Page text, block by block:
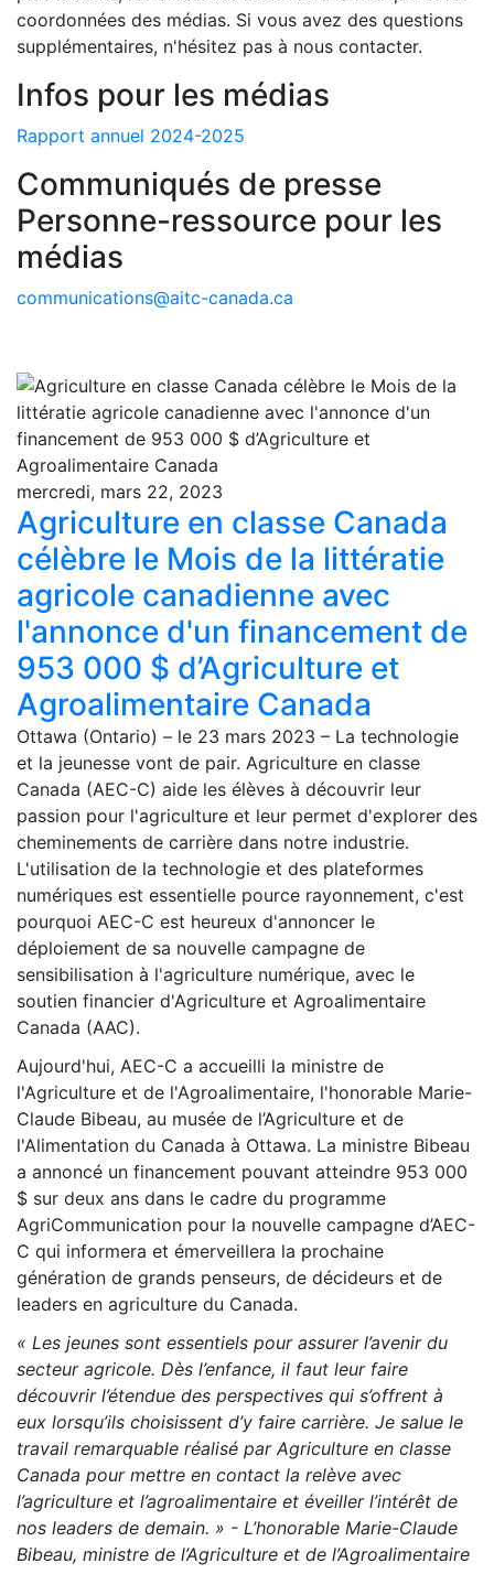
coordonnées des médias. Si vous avez des questions
supplémentaires, n'hésitez pas à nous contacter.
Infos pour les médias
Rapport annuel 2024-2025
Communiqués de presse
Personne-ressource pour les
médias
communications@aitc-canada.ca
mercredi, mars 22, 2023
Agriculture en classe Canada
célèbre le Mois de la littératie
agricole canadienne avec
l'annonce d'un financement de
953 000 $ d’Agriculture et
Agroalimentaire Canada
Ottawa (Ontario) – le 23 mars 2023 – La technologie
et la jeunesse vont de pair. Agriculture en classe
Canada (AEC-C) aide les élèves à découvrir leur
passion pour l'agriculture et leur permet d'explorer des
cheminements de carrière dans notre industrie.
L'utilisation de la technologie et des plateformes
numériques est essentielle pource rayonnement, c'est
pourquoi AEC-C est heureux d'annoncer le
déploiement de sa nouvelle campagne de
sensibilisation à l'agriculture numérique, avec le
soutien financier d'Agriculture et Agroalimentaire
Canada (AAC).
Aujourd'hui, AEC-C a accueilli la ministre de
l'Agriculture et de l'Agroalimentaire, l'honorable Marie-
Claude Bibeau, au musée de l’Agriculture et de
l'Alimentation du Canada à Ottawa. La ministre Bibeau
a annoncé un financement pouvant atteindre 953 000
$ sur deux ans dans le cadre du programme
AgriCommunication pour la nouvelle campagne d’AEC-
C qui informera et émerveillera la prochaine
génération de grands penseurs, de décideurs et de
leaders en agriculture du Canada.
« Les jeunes sont essentiels pour assurer l’avenir du
secteur agricole. Dès l’enfance, il faut leur faire
découvrir l’étendue des perspectives qui s’offrent à
eux lorsqu’ils choisissent d’y faire carrière. Je salue le
travail remarquable réalisé par Agriculture en classe
Canada pour mettre en contact la relève avec
l’agriculture et l’agroalimentaire et éveiller l’intérêt de
nos leaders de demain. » - L’honorable Marie-Claude
Bibeau, ministre de l’Agriculture et de l’Agroalimentaire